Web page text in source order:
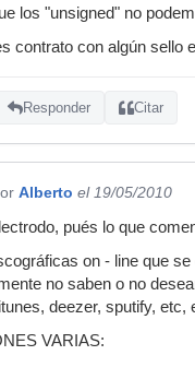
los "unsigned" no
contrato con algún sello
Responder Citar
Alberto el 19/05/2010
pués lo que
on - line que
no saben o no
deezer, sputify, etc,
VARIAS: